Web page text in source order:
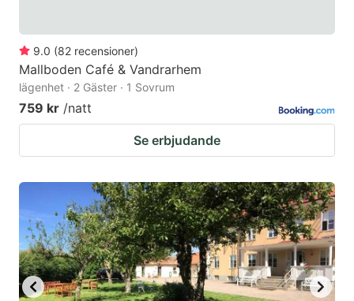
9.0 (82 recensioner)
Mallboden Café & Vandrarhem
lägenhet · 2 Gäster · 1 Sovrum
759 kr /natt
Se erbjudande